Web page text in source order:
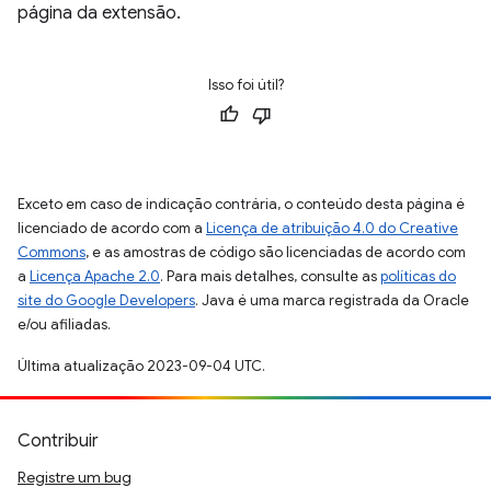
página da extensão.
Isso foi útil?
Exceto em caso de indicação contrária, o conteúdo desta página é
licenciado de acordo com a Licença de atribuição 4.0 do Creative
Commons, e as amostras de código são licenciadas de acordo com
a Licença Apache 2.0. Para mais detalhes, consulte aspolíticas do
site do Google Developers. Java é uma marca registrada da Oracle
e/ou afiliadas.
Última atualização 2023-09-04 UTC.
Contribuir
Registre um bug